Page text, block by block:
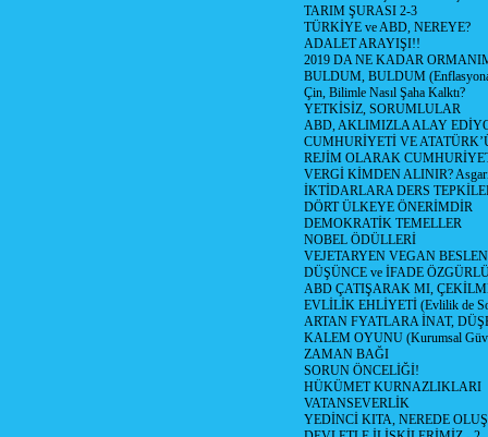
TARIM ŞURASI 2-3
TÜRKİYE ve ABD, NEREYE?
ADALET ARAYIŞI!!
2019 DA NE KADAR
BULDUM, BULDUM
Çin, Bilimle Nasıl Şaha Kalktı?
YETKİSİZ, SORUMLULAR
ABD, AKLIMIZLA ALAY
CUMHURİYETİ VE
REJİM OLARAK
VERGİ KİMDEN ALINIR?
İKTİDARLARA DERS
DÖRT ÜLKEYE ÖNERİMDİR
DEMOKRATİK TEMELLER
NOBEL ÖDÜLLERİ
VEJETARYEN VEGAN
DÜŞÜNCE ve İFADE
ABD ÇATIŞARAK MI,
EVLİLİK EHLİYETİ (Evlilik de
ARTAN FYATLARA İNAT,
KALEM OYUNU (Kurumsal
ZAMAN BAĞI
SORUN ÖNCELİĞİ!
HÜKÜMET KURNAZLIKLARI
VATANSEVERLİK
YEDİNCİ KITA, NEREDE